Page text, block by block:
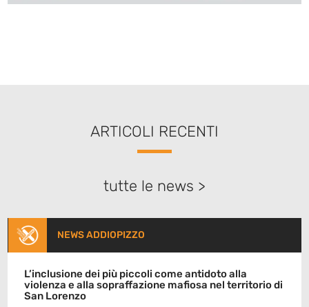
ARTICOLI RECENTI
tutte le news >
NEWS ADDIOPIZZO
L’inclusione dei più piccoli come antidoto alla
violenza e alla sopraffazione mafiosa nel territorio di
San Lorenzo